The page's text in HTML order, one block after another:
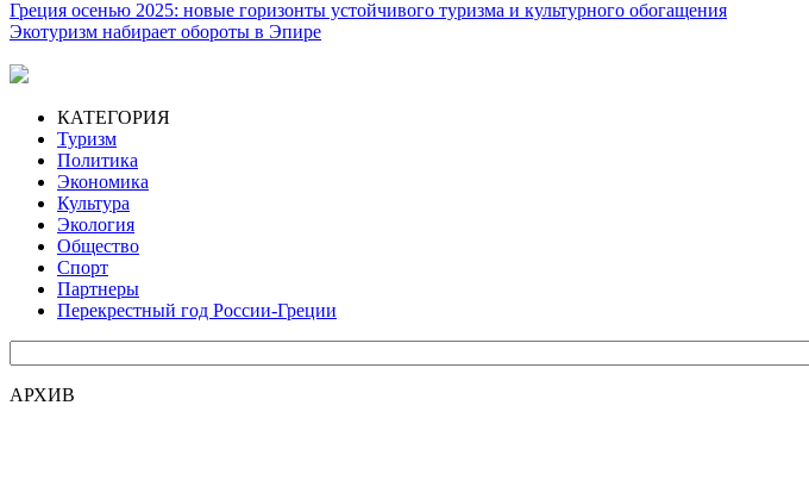
Греция осенью 2025: новые горизонты устойчивого туризма и культурного обогащения
Экотуризм набирает обороты в Эпире
КАТЕГОРИЯ
Туризм
Политика
Экономика
Культура
Экология
Общество
Спорт
Партнеры
Перекрестный год России-Греции
АРХИВ